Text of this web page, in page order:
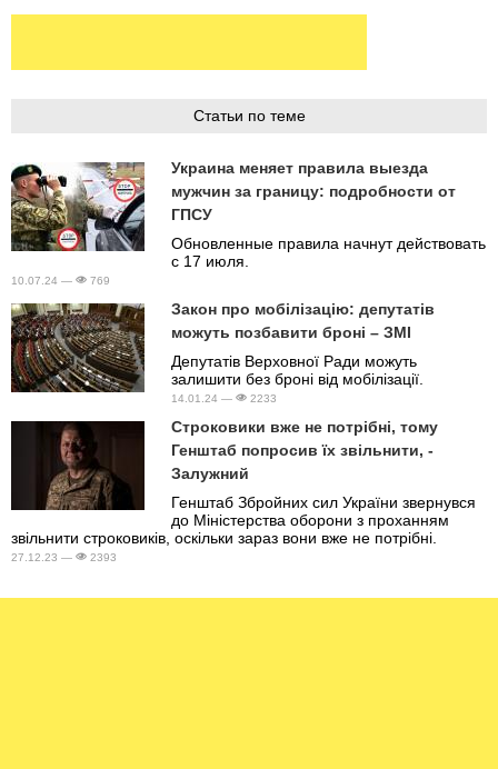
Статьи по теме
Украина меняет правила выезда
мужчин за границу: подробности от
ГПСУ
Обновленные правила начнут действовать
с 17 июля.
10.07.24 — 769
Закон про мобілізацію: депутатів
можуть позбавити броні – ЗМІ
Депутатів Верховної Ради можуть
залишити без броні від мобілізації.
14.01.24 — 2233
Строковики вже не потрібні, тому
Генштаб попросив їх звільнити, -
Залужний
Генштаб Збройних сил України звернувся
до Міністерства оборони з проханням
звільнити строковиків, оскільки зараз вони вже не потрібні.
27.12.23 — 2393